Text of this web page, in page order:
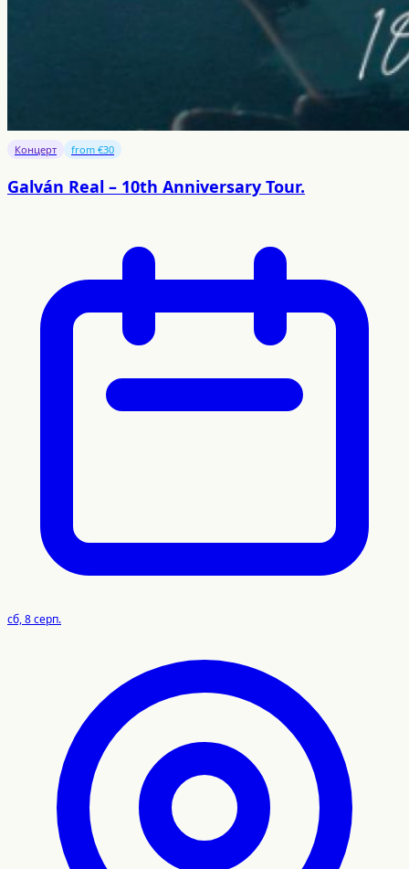
Концерт from €30
Galván Real – 10th Anniversary Tour.
сб, 8 серп.